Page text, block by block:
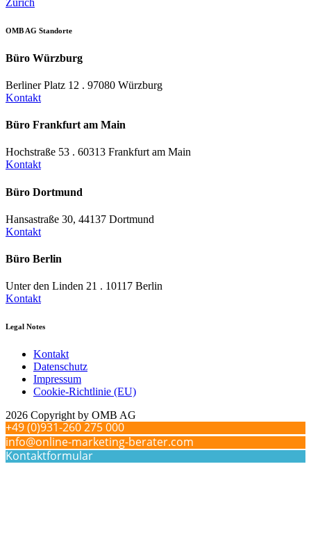
OMB AG Standorte
Büro Würzburg
Berliner Platz 12 . 97080 Würzburg
Kontakt
Büro Frankfurt am Main
Hochstraße 53 . 60313 Frankfurt am Main
Kontakt
Büro Dortmund
Hansastraße 30, 44137 Dortmund
Kontakt
Büro Berlin
Unter den Linden 21 . 10117 Berlin
Kontakt
Legal Notes
Kontakt
Datenschutz
Impressum
Cookie-Richtlinie (EU)
2026 Copyright by OMB AG
+49 (0)931-260 275 000
info@online-marketing-berater.com
Kontaktformular